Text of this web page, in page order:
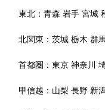
東北：青森 岩手 宮城
北関東：茨城 栃木 群
首都圏：東京 神奈川
甲信越： 山梨 長野 新